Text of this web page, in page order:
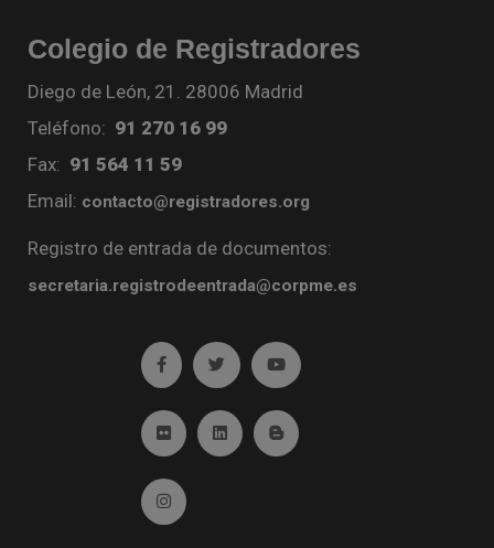
Colegio de Registradores
Diego de León, 21. 28006 Madrid
Teléfono: 91 270 16 99
Fax: 91 564 11 59
Email: contacto@registradores.org
Registro de entrada de documentos:
secretaria.registrodeentrada@corpme.es
Ir a facebook (abre en ventana nueva)
Ir a twitter (abre en ventana nueva)
Ir a YouTube (abre en
Ir a Flickr (abre en ventana nueva)
Ir a Linkedin (abre en ventana nueva)
Ir al Blog (abre en ventana
Ir a Instagram (abre en ventana nueva)